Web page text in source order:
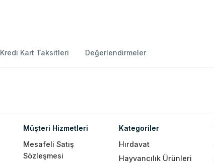
Kredi Kart Taksitleri Değerlendirmeler
Müşteri Hizmetleri
Mesafeli Satış
Sözleşmesi
Kategoriler
Hırdavat
Hayvancılık Ürünleri